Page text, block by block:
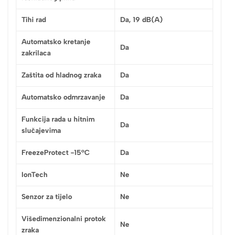
Tihi rad Da, 19 dB(A)
Automatsko kretanje
zakrilaca
Da
Zaštita od hladnog zraka Da
Automatsko odmrzavanje Da
Funkcija rada u hitnim
slučajevima
Da
FreezeProtect -15°C Da
IonTech Ne
Senzor za tijelo Ne
Višedimenzionalni protok
zraka
Ne